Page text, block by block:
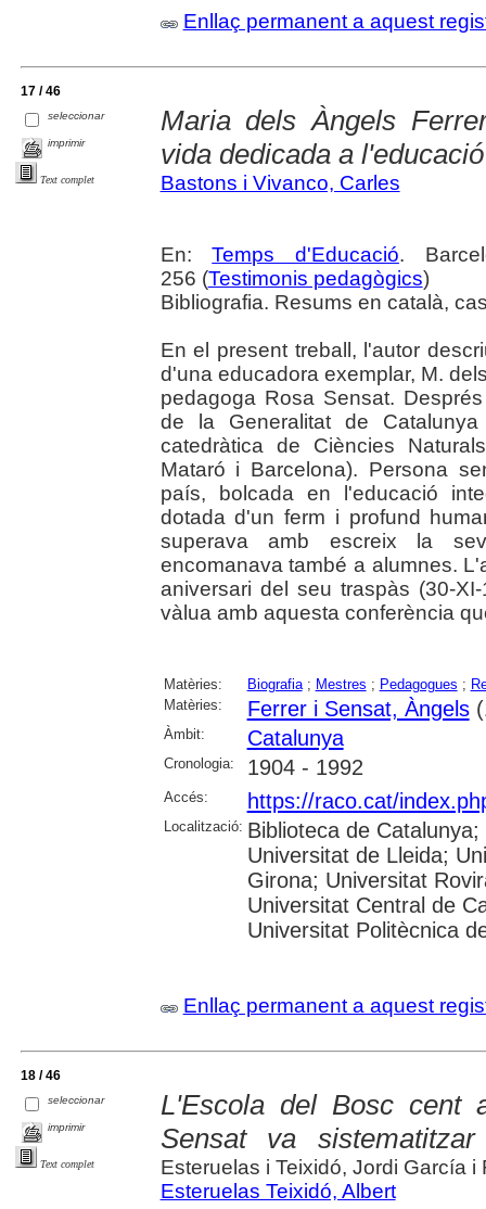
Enllaç permanent a aquest
17 / 46
seleccionar
imprimir
Text complet
Maria dels Àngels
vida dedicada a l'educació
Bastons i Vivanco, Carles
En:Temps d'Educació.
256 (Testimonis pedagògics)
Bibliografia. Resums en català,
En el present treball, l'autor
d'una educadora exemplar, M.
pedagoga Rosa Sensat.
de la Generalitat de
catedràtica de Ciències
Mataró i Barcelona). Persona
país, bolcada en l'educació
dotada d'un ferm i profund
superava amb escreix la
encomanava també a alumnes.
aniversari del seu traspàs (30-
vàlua amb aquesta conferència
Matèries: Biografia; Mestres ; Pedagogues ;
Matèries:
Ferrer i Sensat, Àngels
Àmbit: Catalunya
Cronologia: 1904 - 1992
Accés: https://raco.cat/
Localització: Biblioteca de
Universitat de Lleida;
Girona; Universitat
Universitat Central de
Universitat Politècnica
Enllaç permanent a aquest
18 / 46
seleccionar
imprimir
Text complet
L'Escola del Bosc cent
Sensat va
Esteruelas i Teixidó, Jordi García
Esteruelas Teixidó, Albert